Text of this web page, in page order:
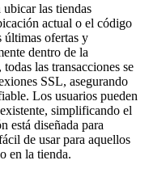
las tiendas
actual o el código
últimas ofertas y
dentro de la
las transacciones se
SSL, asegurando
Los usuarios pueden
simplificando el
está diseñada para
de usar para aquellos
en la tienda.